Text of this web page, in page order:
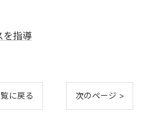
を指導
に戻る 次のページ >